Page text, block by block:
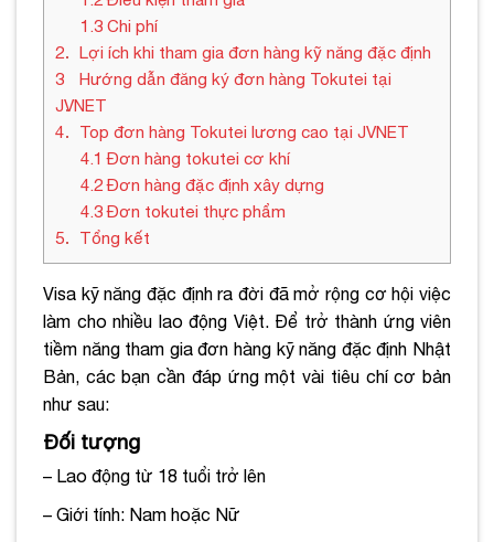
1.3Chi phí
2
Lợi ích khi tham gia đơn hàng kỹ năng đặc định
3
Hướng dẫn đăng ký đơn hàng Tokutei tại
JVNET
4
Top đơn hàng Tokutei lương cao tại JVNET
4.1 Đơn hàng tokutei cơ khí
4.2Đơn hàng đặc định xây dựng
4.3Đơn tokutei thực phẩm
5
Tổng kết
Visa kỹ năng đặc định ra đời đã mở rộng cơ hội việc
làm cho nhiều lao động Việt. Để trở thành ứng viên
tiềm năng tham gia đơn hàng kỹ năng đặc định Nhật
Bản, các bạn cần đáp ứng một vài tiêu chí cơ bản
như sau:
Đối tượng
– Lao động từ 18 tuổi trở lên
– Giới tính: Nam hoặc Nữ